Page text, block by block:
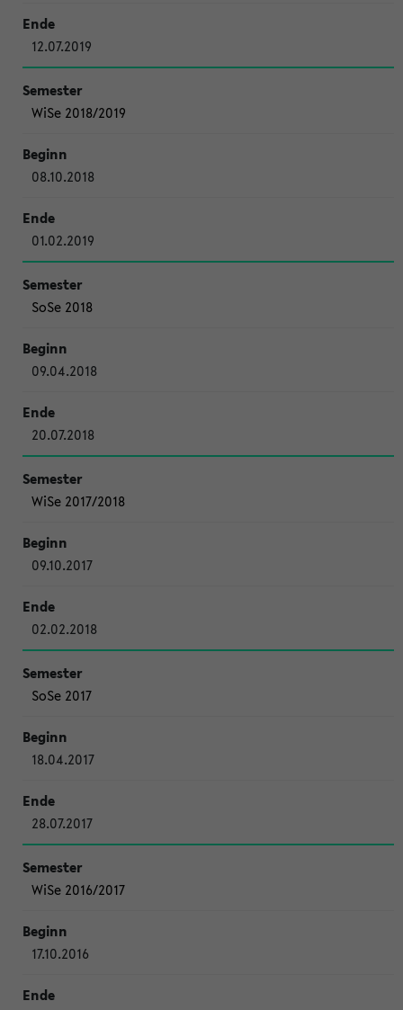
12.07.2019
WiSe 2018/2019
08.10.2018
01.02.2019
SoSe 2018
09.04.2018
20.07.2018
WiSe 2017/2018
09.10.2017
02.02.2018
SoSe 2017
18.04.2017
28.07.2017
WiSe 2016/2017
17.10.2016